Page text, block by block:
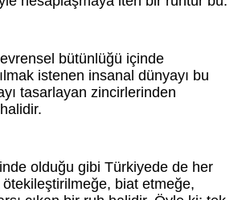
bütünlüğü içinde
istenen insanal dünyayı bu
tasarlayan zincirlerinden
olduğu gibi Türkiyede de her
biat etmeğe,